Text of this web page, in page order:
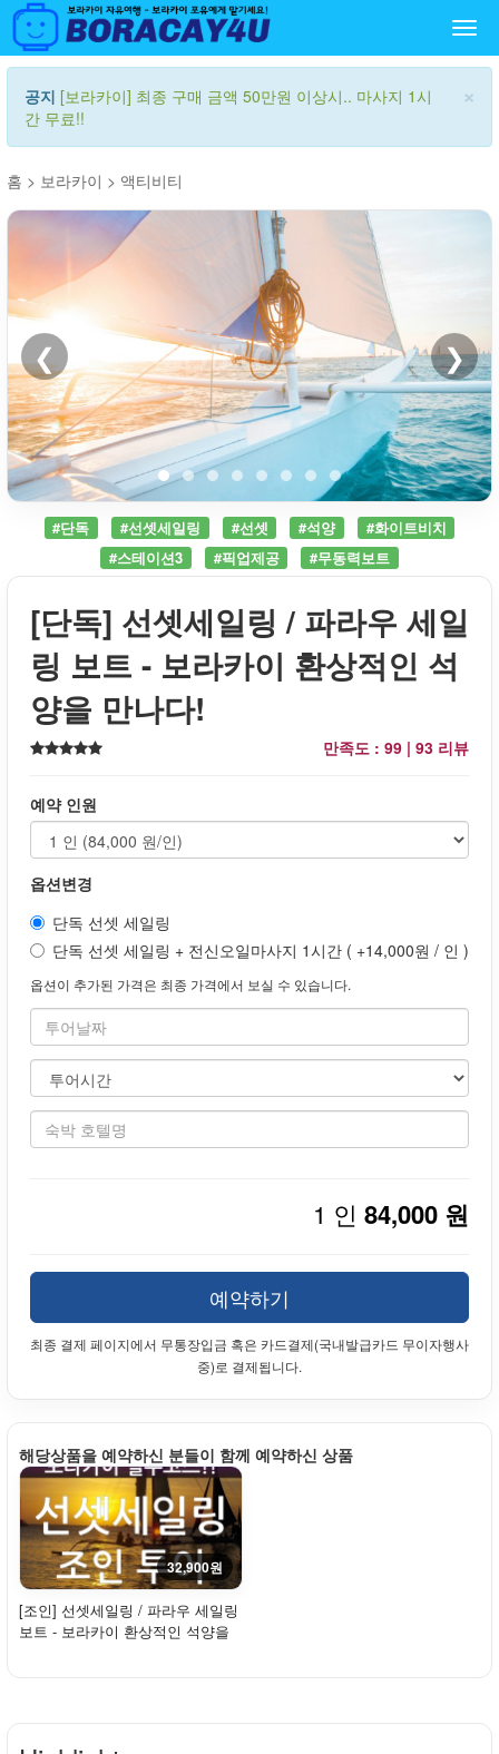
×
공지 [보라카이] 최종 구매 금액 50만원 이상시.. 마사지 1시
간 무료!!
홈 > 보라카이 > 액티비티
❮ ❯
#단독 #선셋세일링 #선셋 #석양
#화이트비치
#스테이션3
#픽업제공 #무동력보트
[단독] 선셋세일링 / 파라우 세일
링 보트 - 보라카이 환상적인 석
양을 만나다!
만족도 : 99 | 93 리뷰
예약 인원
옵션변경
단독 선셋 세일링
단독 선셋 세일링 + 전신오일마사지 1시간 ( +14,000원 / 인 )
옵션이 추가된 가격은 최종 가격에서 보실 수 있습니다.
1 인 84,000 원
예약하기
최종 결제 페이지에서 무통장입금 혹은 카드결제(국내발급카드 무이자행사
중)로 결제됩니다.
해당상품을 예약하신 분들이 함께 예약하신 상품
32,900원
[조인] 선셋세일링 / 파라우 세일링
보트 - 보라카이 환상적인 석양을